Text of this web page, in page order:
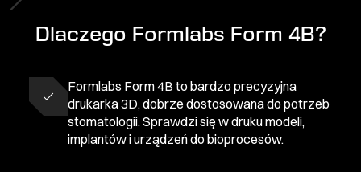
Dlaczego Formlabs Form 4B?
Formlabs Form 4B to bardzo precyzyjna
drukarka 3D, dobrze dostosowana do potrzeb
stomatologii. Sprawdzi się w druku modeli,
implantów i urządzeń do bioprocesów.